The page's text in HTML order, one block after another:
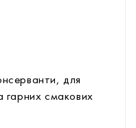
для
гарних смакових